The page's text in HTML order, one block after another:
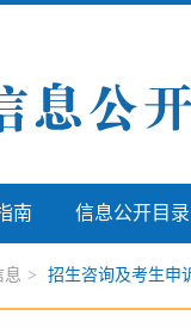
南 信息公开目录
息 > 招生咨询及考生申